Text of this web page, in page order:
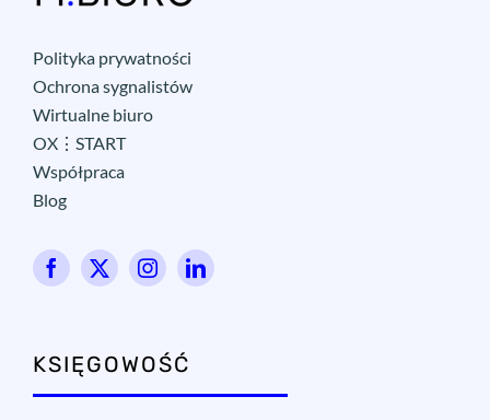
Polityka prywatności
Ochrona sygnalistów
Wirtualne biuro
OX⋮START
Współpraca
Blog
KSIĘGOWOŚĆ